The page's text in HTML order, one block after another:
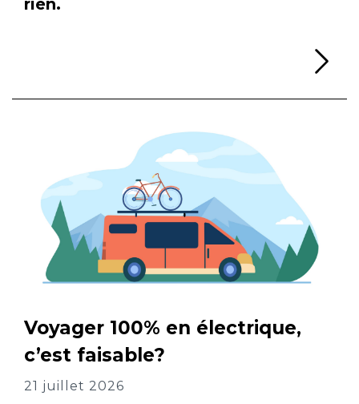
Voyager 100% en électrique,
c’est faisable?
21 juillet 2026